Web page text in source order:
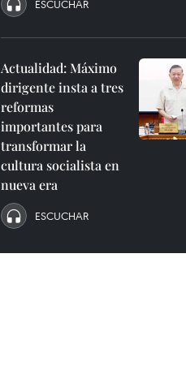
ESCUCHAR
Actualidad: Máximo
dirigente insta a tres
reformas
importantes para
transformar la
cultura socialista en
nueva era
ESCUCHAR